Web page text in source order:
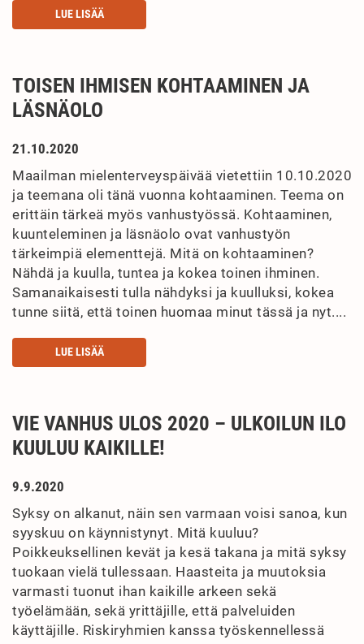
LUE LISÄÄ
TOISEN IHMISEN KOHTAAMINEN JA
LÄSNÄOLO
21.10.2020
Maailman mielenterveyspäivää vietettiin 10.10.2020
ja teemana oli tänä vuonna kohtaaminen. Teema on
erittäin tärkeä myös vanhustyössä. Kohtaaminen,
kuunteleminen ja läsnäolo ovat vanhustyön
tärkeimpiä elementtejä. Mitä on kohtaaminen?
Nähdä ja kuulla, tuntea ja kokea toinen ihminen.
Samanaikaisesti tulla nähdyksi ja kuulluksi, kokea
tunne siitä, että toinen huomaa minut tässä ja nyt....
LUE LISÄÄ
VIE VANHUS ULOS 2020 – ULKOILUN ILO
KUULUU KAIKILLE!
9.9.2020
Syksy on alkanut, näin sen varmaan voisi sanoa, kun
syyskuu on käynnistynyt. Mitä kuuluu?
Poikkeuksellinen kevät ja kesä takana ja mitä syksy
tuokaan vielä tullessaan. Haasteita ja muutoksia
varmasti tuonut ihan kaikille arkeen sekä
työelämään, sekä yrittäjille, että palveluiden
käyttäjille. Riskiryhmien kanssa työskennellessä